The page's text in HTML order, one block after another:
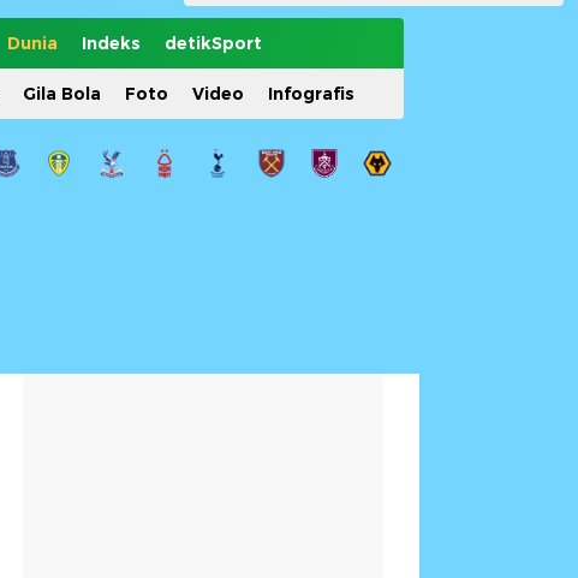
Dunia Indeks detikSport
Gila Bola Foto Video Infografis